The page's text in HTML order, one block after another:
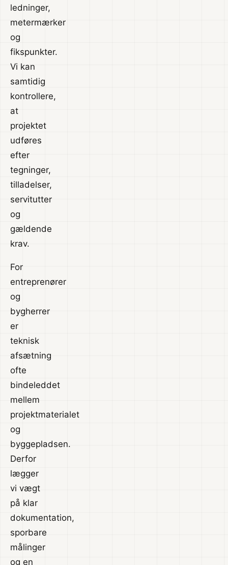
ledninger,
metermærker
og
fikspunkter.
Vi kan
samtidig
kontrollere,
at
projektet
udføres
efter
tegninger,
tilladelser,
servitutter
og
gældende
krav.
For
entreprenører
og
bygherrer
er
teknisk
afsætning
ofte
bindeleddet
mellem
projektmaterialet
og
byggepladsen.
Derfor
lægger
vi vægt
på klar
dokumentation,
sporbare
målinger
og en